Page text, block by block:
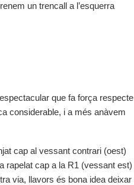
un trencall a l’esquerra
que fa força respecte
considerable, i a més anàvem
cap al vessant contrari (oest)
rapelat cap a la R1 (vessant est)
via, llavors és bona idea deixar